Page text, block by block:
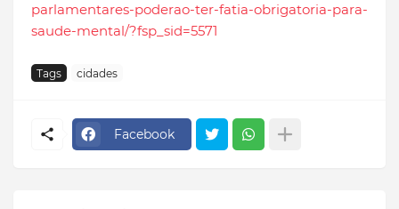
parlamentares-poderao-ter-fatia-obrigatoria-para-
saude-mental/?fsp_sid=5571
Tags cidades
Facebook